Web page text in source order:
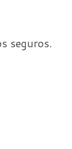
seguros.